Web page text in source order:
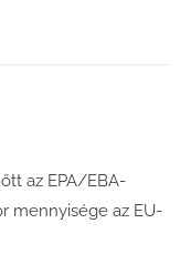
az EPA/EBA-
mennyisége az EU-